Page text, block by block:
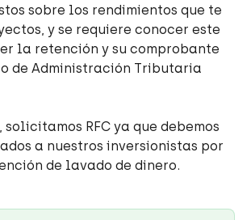
sobre los rendimientos que te
y se requiere conocer este
la retención y su comprobante
de Administración Tributaria
RFC ya que debemos
a nuestros inversionistas por
de lavado de dinero.